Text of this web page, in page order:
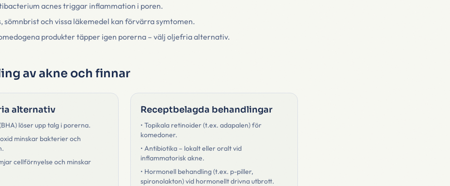
acnes triggar inflammation i poren.
sömnbrist och vissa läkemedel kan förvärra symtomen.
produkter täpper igen porerna – välj oljefria alternativ.
av akne och finnar
alternativ
löser upp talg i porerna.
minskar bakterier och
cellförnyelse och minskar
Receptbelagda behandlingar
• Topikala retinoider (t.ex. adapalen) för
komedoner.
• Antibiotika – lokalt eller oralt vid
inflammatorisk akne.
• Hormonell behandling (t.ex. p-piller,
spironolakton) vid hormonellt drivna utbrott.